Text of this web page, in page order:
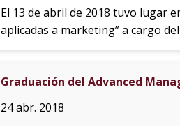
El 13 de abril de 2018 tuvo lugar
aplicadas a marketing” a cargo
Graduación del Advanced
24 abr. 2018